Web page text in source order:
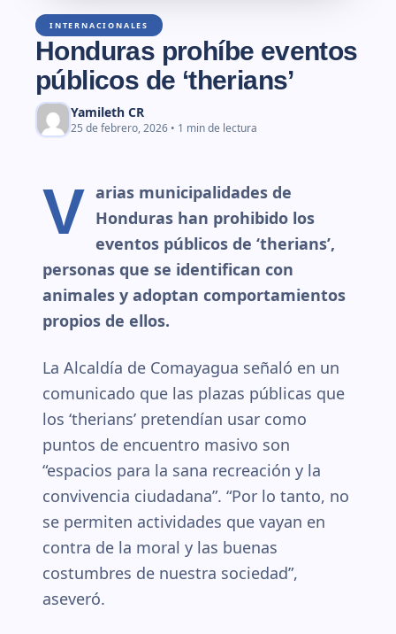
INTERNACIONALES
Honduras prohíbe eventos
públicos de ‘therians’
Yamileth CR
25 de febrero, 2026 • 1 min de lectura
V arias municipalidades de
Honduras han prohibido los
eventos públicos de ‘therians’,
personas que se identifican con
animales y adoptan comportamientos
propios de ellos.
La Alcaldía de Comayagua señaló en un
comunicado que las plazas públicas que
los ‘therians’ pretendían usar como
puntos de encuentro masivo son
“espacios para la sana recreación y la
convivencia ciudadana”. “Por lo tanto, no
se permiten actividades que vayan en
contra de la moral y las buenas
costumbres de nuestra sociedad”,
aseveró.